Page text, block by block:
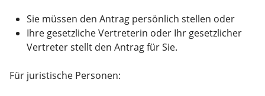
Sie müssen den Antrag persönlich stellen oder
Ihre gesetzliche Vertreterin oder Ihr gesetzlicher
Vertreter stellt den Antrag für Sie.
Für juristische Personen: